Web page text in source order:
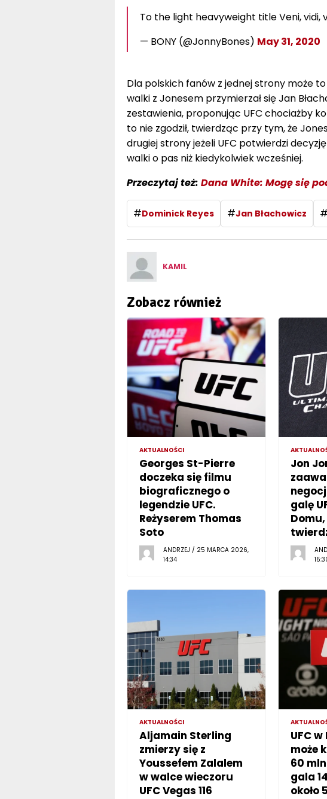
To the light heavyweight title Veni, vidi,
— BONY (@JonnyBones) May 31, 2020
Dla polskich fanów z jednej strony może
walki z Jonesem przymierzał się Jan
zestawienia, proponując UFC chociażby
to nie zgodził, twierdząc przy tym, że
drugiej strony jeżeli UFC potwierdzi
walki o pas niż kiedykolwiek wcześniej.
Przeczytaj też: Dana White: Mogę się
#Dominick Reyes #Jan Błachowicz #
KAMIL
Zobacz również
AKTUALNOŚCI
Georges St-Pierre
doczeka się filmu
biograficznego o
legendzie UFC.
Reżyserem Thomas
Soto
ANDRZEJ / 25 MARCA 2026,
14:34
Jon
galę
AKTUALNOŚCI
Aljamain Sterling
zmierzy się z
Youssefem Zalalem
w walce wieczoru
UFC Vegas 116
UFC
może
60
gala
około